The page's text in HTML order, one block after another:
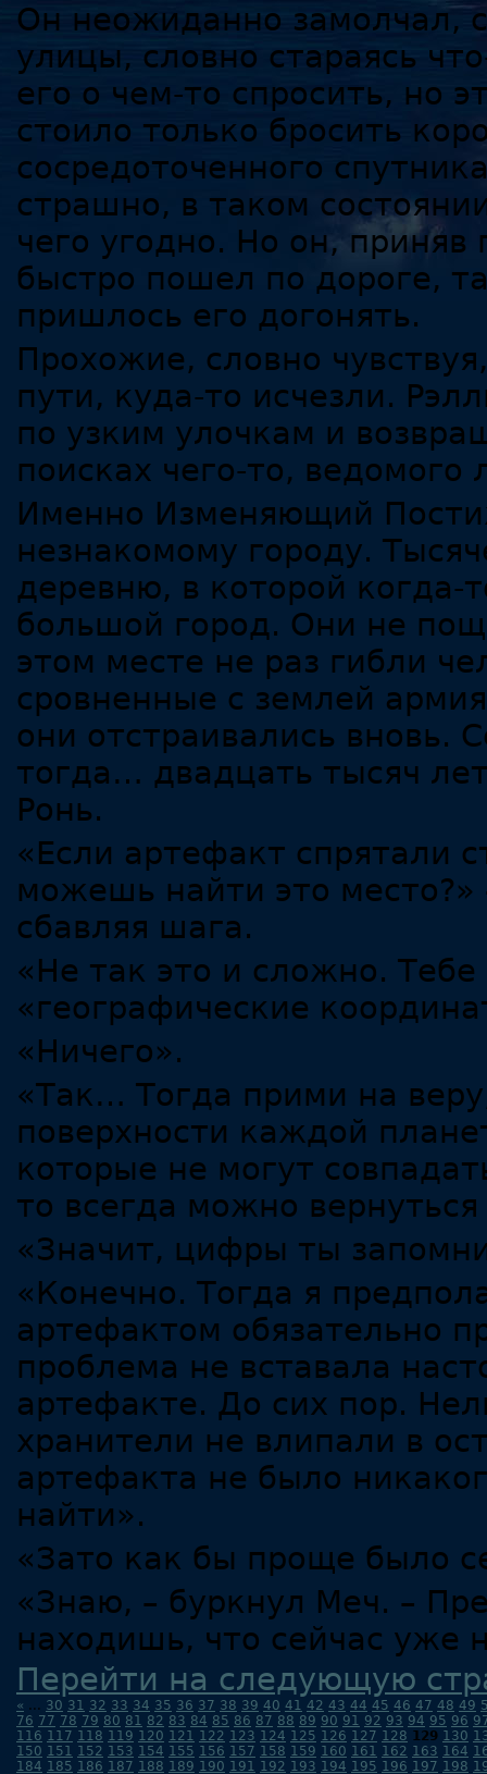
Он неожиданно замолчал,
улицы, словно стараясь
его о чем-то спросить, но
стоило только бросить
сосредоточенного
страшно, в таком
чего угодно. Но он,
быстро пошел по дороге,
пришлось его догонять.
Прохожие, словно
пути, куда-то исчезли.
по узким улочкам и
поисках чего-то,
Именно Изменяющий
незнакомому городу.
деревню, в которой когда-
большой город. Они не
этом месте не раз гибли
сровненные с землей
они отстраивались вновь.
тогда… двадцать тысяч
Ронь.
«Если артефакт спрятали
можешь найти это место?»
сбавляя шага.
«Не так это и сложно.
«географические
«Ничего».
«Так… Тогда прими на
поверхности каждой
которые не могут
то всегда можно
«Значит, цифры ты
«Конечно. Тогда я
артефактом обязательно
проблема не вставала
артефакте. До сих пор.
хранители не влипали в
артефакта не было
найти».
«Зато как бы проще было
«Знаю, – буркнул Меч. –
находишь, что сейчас уже
Перейти на следующую
« ... 30 31 32 33 34 35 36 37 38 39 40 41 42 43 44 45 46 47 48 49
76 77 78 79 80 81 82 83 84 85 86 87 88 89 90 91 92 93 94 95 96
116 117 118 119 120 121 122 123 124 125 126 127 128 129 130
150 151 152 153 154 155 156 157 158 159 160 161 162 163 164
184 185 186 187 188 189 190 191 192 193 194 195 196 197 198